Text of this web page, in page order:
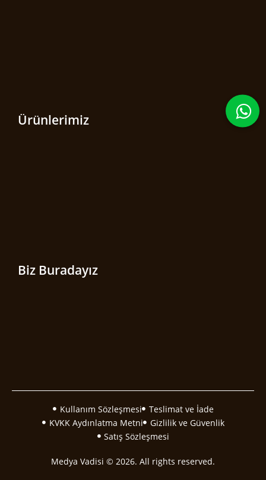
Ürünlerimiz
Biz Buradayız
Kullanım Sözleşmesi
Teslimat ve İade
KVKK Aydınlatma Metni
Gizlilik ve Güvenlik
Satış Sözleşmesi
Medya Vadisi © 2026. All rights reserved.